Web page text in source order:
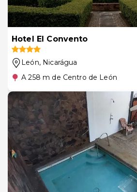
Hotel El Convento
León, Nicarágua
A 258 m de Centro de León